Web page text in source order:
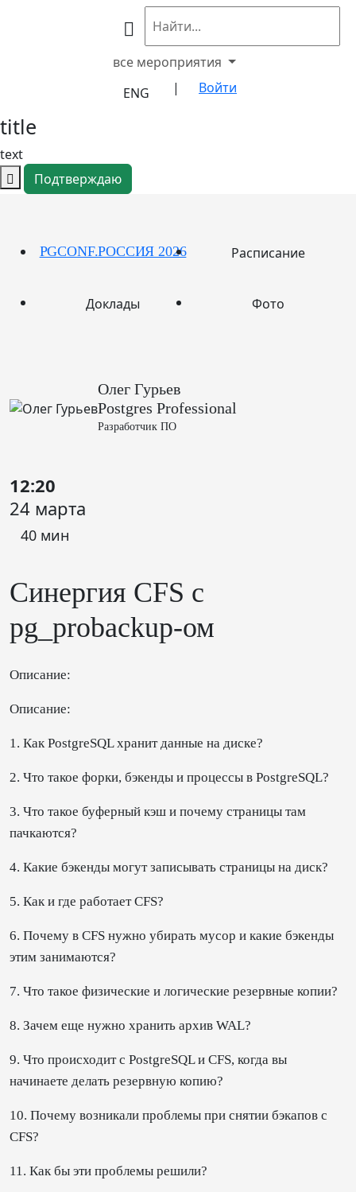
все мероприятия
ENG
| Войти
title
text
Подтверждаю
PGCONF.PОССИЯ 2026 Расписание
Доклады Фото
Олег Гурьев
Postgres Professional
Разработчик ПО
12:20
24 марта
40 мин
Синергия CFS с
pg_probackup-ом
Описание:
Описание:
1. Как PostgreSQL хранит данные на диске?
2. Что такое форки, бэкенды и процессы в PostgreSQL?
3. Что такое буферный кэш и почему страницы там
пачкаются?
4. Какие бэкенды могут записывать страницы на диск?
5. Как и где работает CFS?
6. Почему в CFS нужно убирать мусор и какие бэкенды
этим занимаются?
7. Что такое физические и логические резервные копии?
8. Зачем еще нужно хранить архив WAL?
9. Что происходит с PostgreSQL и CFS, когда вы
начинаете делать резервную копию?
10. Почему возникали проблемы при снятии бэкапов с
CFS?
11. Как бы эти проблемы решили?